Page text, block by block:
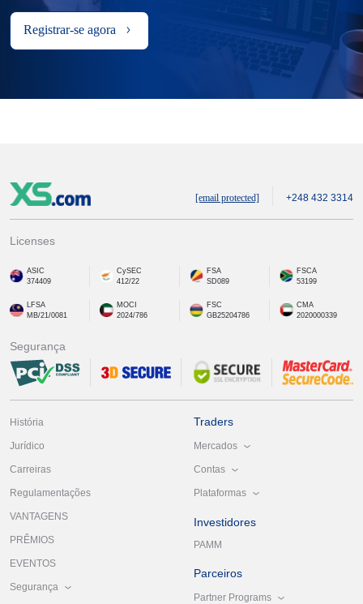
Registrar-se agora
[email protected] +248 432 3314
Licenses
ASIC
374409
CySEC
412/22
FSA
SD089
FSCA
53199
LFSA
MB/21/0081
MOCI
2024/786
FSC
GB25204786
CMA
2020000339
Segurança
História
Jurídico
Carreiras
Regulamentações
VANTAGENS
PRÊMIOS
EVENTOS
Segurança
Traders
Mercados
Contas
Plataformas
Investidores
PAMM
Parceiros
Partner Programs